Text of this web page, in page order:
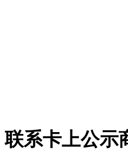
联系卡上公示